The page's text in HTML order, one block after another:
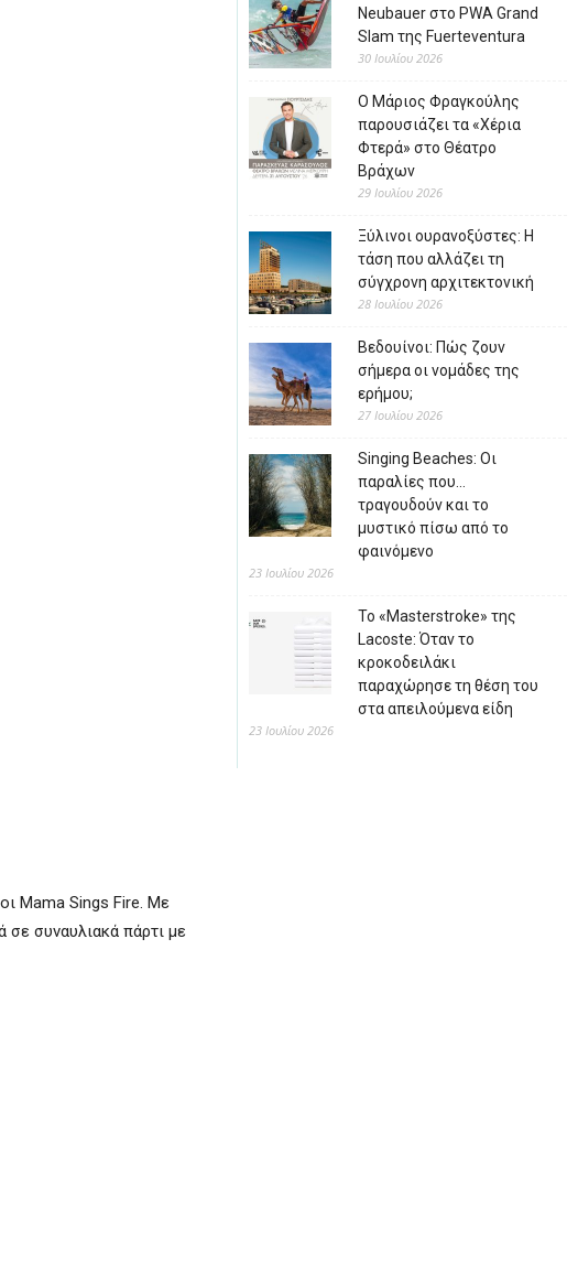
Mama Sings Fire. Με
σε συναυλιακά πάρτι με
Neubauer στο PWA Grand
Slam της Fuerteventura
30 Ιουλίου 2026
Ο Μάριος Φραγκούλης
παρουσιάζει τα «Χέρια
Φτερά» στο Θέατρο
Βράχων
29 Ιουλίου 2026
Ξύλινοι ουρανοξύστες: Η
τάση που αλλάζει τη
σύγχρονη αρχιτεκτονική
28 Ιουλίου 2026
Βεδουίνοι: Πώς ζουν
σήμερα οι νομάδες της
ερήμου;
27 Ιουλίου 2026
Singing Beaches: Οι
παραλίες που…
τραγουδούν και το
μυστικό πίσω από το
φαινόμενο
23 Ιουλίου 2026
Το «Masterstroke» της
Lacoste: Όταν το
κροκοδειλάκι
παραχώρησε τη θέση του
στα απειλούμενα είδη
23 Ιουλίου 2026